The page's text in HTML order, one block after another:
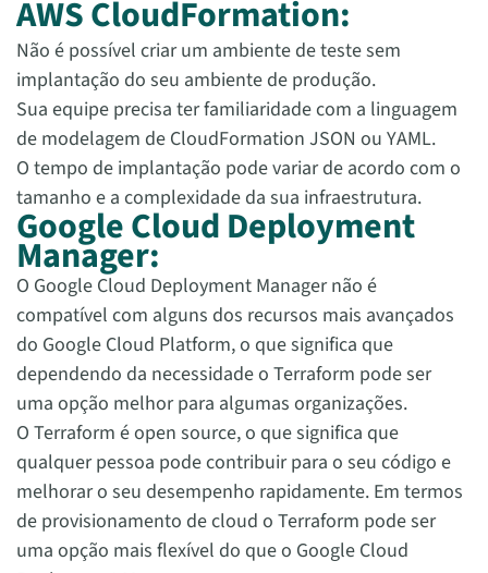
AWS CloudFormation:
Não é possível criar um ambiente de teste sem
implantação do seu ambiente de produção.
Sua equipe precisa ter familiaridade com a linguagem
de modelagem de CloudFormation JSON ou YAML.
O tempo de implantação pode variar de acordo com o
tamanho e a complexidade da sua infraestrutura.
Google Cloud Deployment
Manager:
O Google Cloud Deployment Manager não é
compatível com alguns dos recursos mais avançados
do Google Cloud Platform, o que significa que
dependendo da necessidade o Terraform pode ser
uma opção melhor para algumas organizações.
O Terraform é open source, o que significa que
qualquer pessoa pode contribuir para o seu código e
melhorar o seu desempenho rapidamente. Em termos
de provisionamento de cloud o Terraform pode ser
uma opção mais flexível do que o Google Cloud